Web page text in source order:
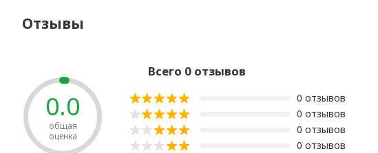
Отзывы
0.0
общая
оценка
Всего 0 отзывов
0 отзывов
0 отзывов
0 отзывов
0 отзывов